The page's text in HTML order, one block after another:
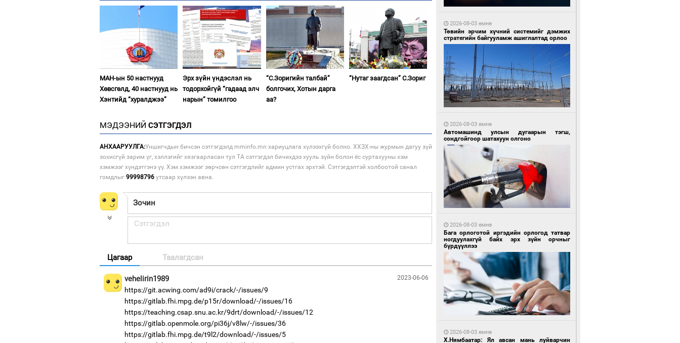
МАН-ын 50 настнууд
Хөвсгөлд, 40 настнууд нь
Хэнтийд “хуралджээ”
Эрх зүйн үндэслэл нь
тодорхойгүй “гадаад элч
нарын” томилгоо
“С.Зоригийн талбай”
болгочих, Хотын дарга
аа?
“Нутаг заагдсан” С.Зориг
МЭДЭЭНИЙ СЭТГЭГДЭЛ
АНХААРУУЛГА:Уншигчдын бичсэн сэтгэгдэлд mminfo.mn хариуцлага хүлээхгүй болно. ХХЗХ-ны журмын дагуу зүй
зохисгүй зарим үг, хэллэгийг хязгаарласан тул ТА сэтгэгдэл бичихдээ хууль зүйн болон ёс суртахууны хэм
хэмжээг хүндэтгэнэ үү. Хэм хэмжээг зөрчсөн сэтгэгдлийг админ устгах эрхтэй. Сэтгэгдэлтэй холбоотой санал
гомдлыг 99998796 утсаар хүлээн авна.
Цагаар Таалагдсан
2023-06-06
vehelirin1989
https://git.acwing.com/ad9i/crack/-/issues/9
https://gitlab.fhi.mpg.de/p15r/download/-/issues/16
https://teaching.csap.snu.ac.kr/9drt/download/-/issues/12
https://gitlab.openmole.org/pi36j/v8lw/-/issues/36
https://gitlab.fhi.mpg.de/t9l2/download/-/issues/5
7 цагийн өмнө өмнө
УИХ-ын дарга С.Бямбацогт Сутай хайрхны
тэнгэрийг тахих тахилгад оролцлоо
7 цагийн өмнө өмнө
Зургаан цагаан мэнгэтэй харагчин үхэр
өдөр
7 цагийн өмнө өмнө
Бороо орохгүй, өдөртөө 28-30 хэм дулаан
байна
2026-08-03 өмнө
Төвийн эрчим хүчний системийг дэмжих
стратегийн байгууламж ашиглалтад орлоо
2026-08-03 өмнө
Автомашинд улсын дугаарын тэгш,
сондгойгоор шатахуун олгоно
2026-08-03 өмнө
Бага орлоготой иргэдийн орлогод татвар
ногдуулахгүй байх эрх зүйн орчныг
бүрдүүллээ
2026-08-03 өмнө
Х.Нямбаатар: Ял авсан мань луйварчин